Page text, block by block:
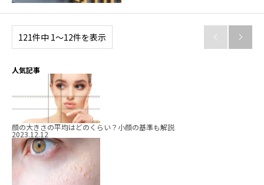
121件中 1〜12件を表示  
人気記事
顔の大きさの平均はどのくらい？小顔の基準も解説
2023.12.12